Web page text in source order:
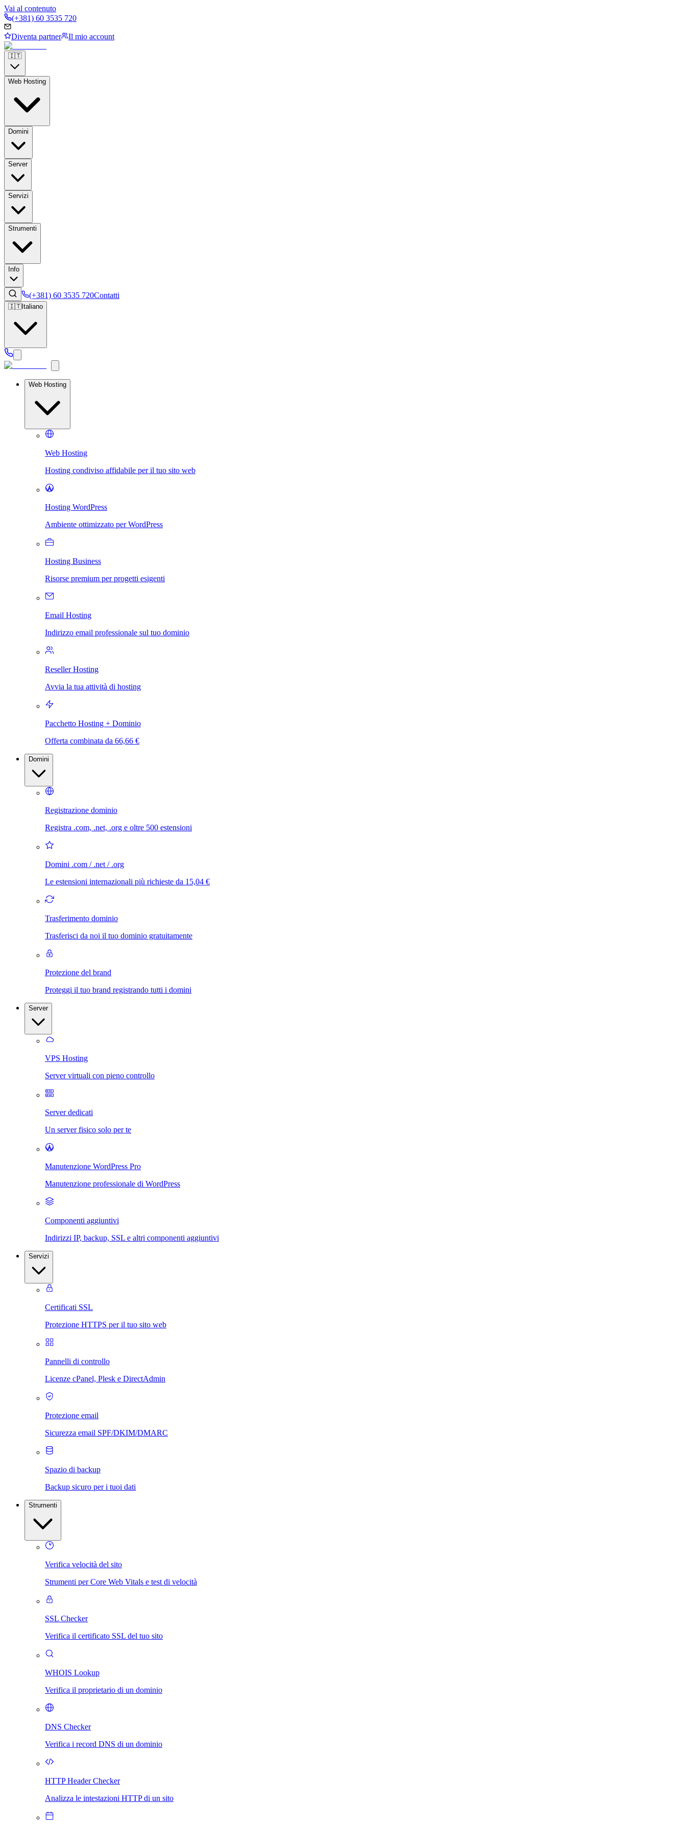
Vai al contenuto
(+381) 60 3535 720
Diventa partner Il mio account
🇮🇹
Web Hosting
Domini
Server
Servizi
Strumenti
Info
(+381) 60 3535 720Contatti
🇮🇹Italiano
Web Hosting
Web Hosting
Hosting condiviso affidabile per il tuo sito web
Hosting WordPress
Ambiente ottimizzato per WordPress
Hosting Business
Risorse premium per progetti esigenti
Email Hosting
Indirizzo email professionale sul tuo dominio
Reseller Hosting
Avvia la tua attività di hosting
Pacchetto Hosting + Dominio
Offerta combinata da 66,66 €
Domini
Registrazione dominio
Registra .com, .net, .org e oltre 500 estensioni
Domini .com / .net / .org
Le estensioni internazionali più richieste da 15,04 €
Trasferimento dominio
Trasferisci da noi il tuo dominio gratuitamente
Protezione del brand
Proteggi il tuo brand registrando tutti i domini
Server
VPS Hosting
Server virtuali con pieno controllo
Server dedicati
Un server fisico solo per te
Manutenzione WordPress Pro
Manutenzione professionale di WordPress
Componenti aggiuntivi
Indirizzi IP, backup, SSL e altri componenti aggiuntivi
Servizi
Certificati SSL
Protezione HTTPS per il tuo sito web
Pannelli di controllo
Licenze cPanel, Plesk e DirectAdmin
Protezione email
Sicurezza email SPF/DKIM/DMARC
Spazio di backup
Backup sicuro per i tuoi dati
Strumenti
Verifica velocità del sito
Strumenti per Core Web Vitals e test di velocità
SSL Checker
Verifica il certificato SSL del tuo sito
WHOIS Lookup
Verifica il proprietario di un dominio
DNS Checker
Verifica i record DNS di un dominio
HTTP Header Checker
Analizza le intestazioni HTTP di un sito